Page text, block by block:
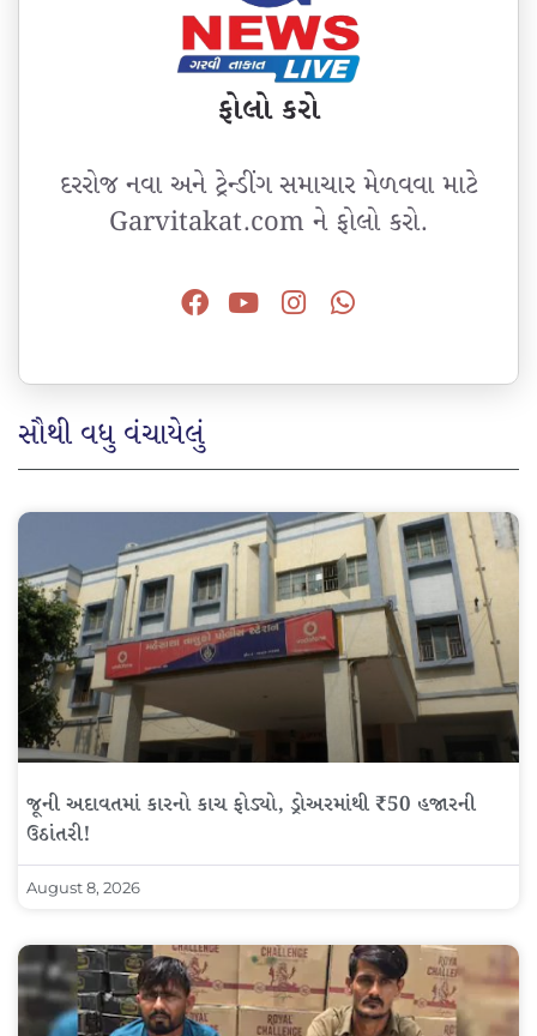
ફોલો કરો
દરરોજ નવા અને ટ્રેન્ડીંગ સમાચાર મેળવવા માટે
Garvitakat.com ને ફોલો કરો.
સૌથી વધુ વંચાયેલું
જૂની અદાવતમાં કારનો કાચ ફોડ્યો, ડ્રોઅરમાંથી ₹50 હજારની
ઉઠાંતરી!
August 8, 2026